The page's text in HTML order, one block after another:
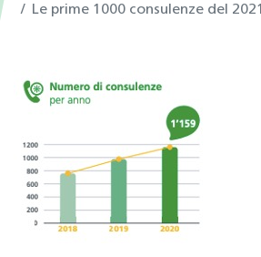
Le prime 1000 consulenze del 2021